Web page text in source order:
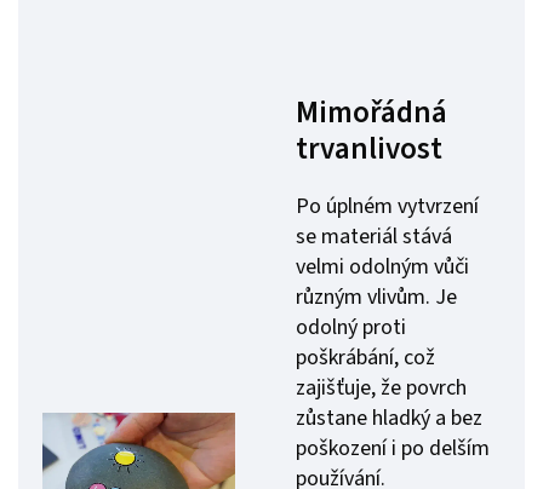
Mimořádná
trvanlivost
Po úplném vytvrzení
se materiál stává
velmi odolným vůči
různým vlivům. Je
odolný proti
poškrábání, což
zajišťuje, že povrch
zůstane hladký a bez
poškození i po delším
používání.